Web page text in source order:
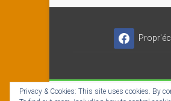
Copyright © 2026
Privacy & Cookies: This site uses cookies. By